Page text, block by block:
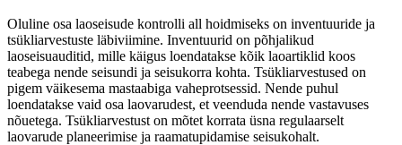
Oluline osa laoseisude kontrolli all hoidmiseks on inventuuride ja
tsükliarvestuste läbiviimine. Inventuurid on põhjalikud
laoseisuauditid, mille käigus loendatakse kõik laoartiklid koos
teabega nende seisundi ja seisukorra kohta. Tsükliarvestused on
pigem väikesema mastaabiga vaheprotsessid. Nende puhul
loendatakse vaid osa laovarudest, et veenduda nende vastavuses
nõuetega. Tsükliarvestust on mõtet korrata üsna regulaarselt
laovarude planeerimise ja raamatupidamise seisukohalt.